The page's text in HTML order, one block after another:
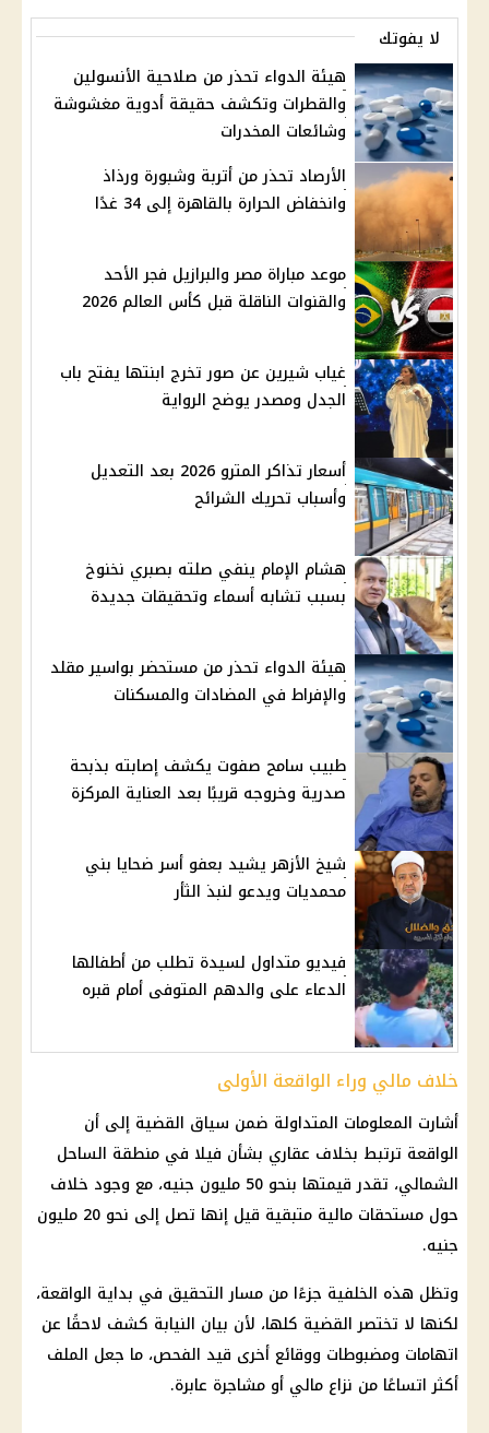
لا يفوتك
هيئة الدواء تحذر من صلاحية الأنسولين
والقطرات وتكشف حقيقة أدوية مغشوشة
وشائعات المخدرات
الأرصاد تحذر من أتربة وشبورة ورذاذ
وانخفاض الحرارة بالقاهرة إلى 34 غدًا
موعد مباراة مصر والبرازيل فجر الأحد
والقنوات الناقلة قبل كأس العالم 2026
غياب شيرين عن صور تخرج ابنتها يفتح باب
الجدل ومصدر يوضح الرواية
أسعار تذاكر المترو 2026 بعد التعديل
وأسباب تحريك الشرائح
هشام الإمام ينفي صلته بصبري نخنوخ
بسبب تشابه أسماء وتحقيقات جديدة
هيئة الدواء تحذر من مستحضر بواسير مقلد
والإفراط في المضادات والمسكنات
طبيب سامح صفوت يكشف إصابته بذبحة
صدرية وخروجه قريبًا بعد العناية المركزة
شيخ الأزهر يشيد بعفو أسر ضحايا بني
محمديات ويدعو لنبذ الثأر
فيديو متداول لسيدة تطلب من أطفالها
الدعاء على والدهم المتوفى أمام قبره
خلاف مالي وراء الواقعة الأولى
أشارت المعلومات المتداولة ضمن سياق القضية إلى أن
الواقعة ترتبط بخلاف عقاري بشأن فيلا في منطقة الساحل
الشمالي، تقدر قيمتها بنحو 50 مليون جنيه، مع وجود خلاف
حول مستحقات مالية متبقية قيل إنها تصل إلى نحو 20 مليون
جنيه.
وتظل هذه الخلفية جزءًا من مسار التحقيق في بداية الواقعة،
لكنها لا تختصر القضية كلها، لأن بيان النيابة كشف لاحقًا عن
اتهامات ومضبوطات ووقائع أخرى قيد الفحص، ما جعل الملف
أكثر اتساعًا من نزاع مالي أو مشاجرة عابرة.